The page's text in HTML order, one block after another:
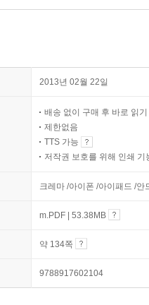
2013년 02월 22일
배송 없이 구매 후 바로 읽기
제한없음
TTS 가능
저작권 보호를 위해 인쇄 기
크레마 /아이폰 /아이패드 /
m.PDF | 53.38MB
약 134쪽
9788917602104